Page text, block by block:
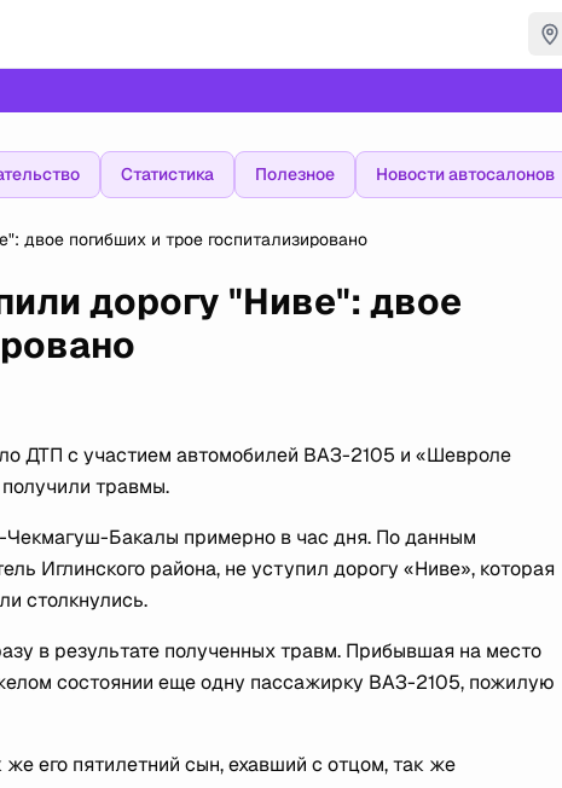
Статистика Полезное Новости автосалонов
двое погибших и трое госпитализировано
дорогу "Ниве": двое
ДТП с участием автомобилей ВАЗ-2105 и «Шевроле
получили травмы.
Бакалы примерно в час дня. По данным
Иглинского района, не уступил дорогу «Ниве», которая
столкнулись.
в результате полученных травм. Прибывшая на место
состоянии еще одну пассажирку ВАЗ-2105, пожилую
его пятилетний сын, ехавший с отцом, так же